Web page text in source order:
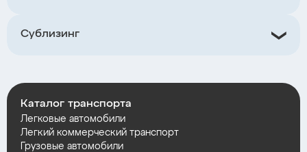
Сублизинг
Каталог транспорта
Легковые автомобили
Легкий коммерческий транспорт
Грузовые автомобили